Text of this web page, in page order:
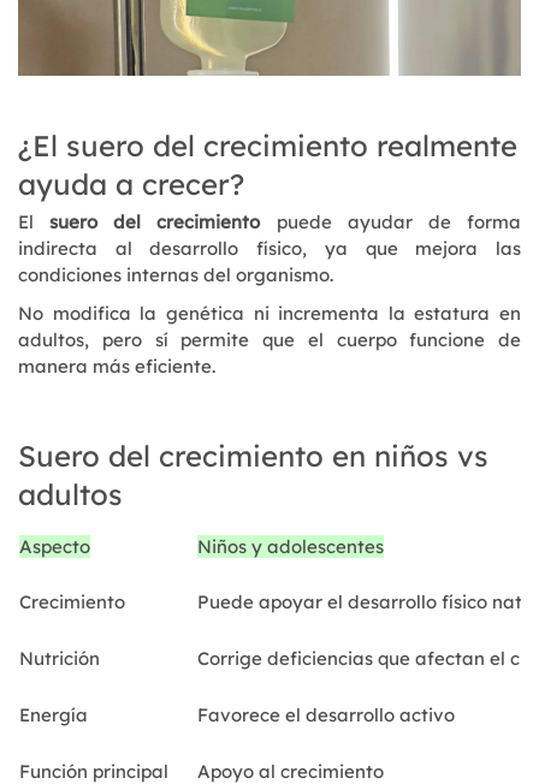
¿El suero del crecimiento realmente
ayuda a crecer?
Elsuero del crecimientopuede ayudar de forma
indirecta al desarrollo físico, ya que mejora las
condiciones internas del organismo.
No modifica la genética ni incrementa la estatura en
adultos, pero sí permite que el cuerpo funcione de
manera más eficiente.
Suero del crecimiento en niños vs
adultos
Aspecto Niños y adolescentes
Crecimiento Puede apoyar el desarrollo físico
Nutrición Corrige deficiencias que afectan el
Energía Favorece el desarrollo activo
Función principal Apoyo al crecimiento